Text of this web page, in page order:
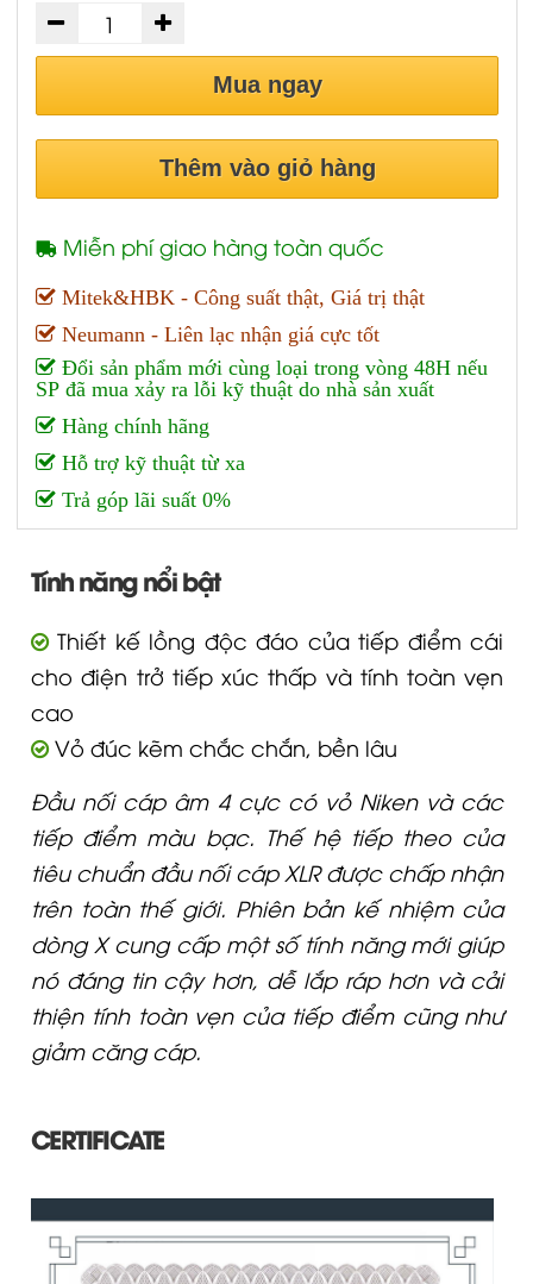
Mua ngay
Thêm vào giỏ hàng
Miễn phí giao hàng toàn quốc
Mitek&HBK - Công suất thật, Giá trị thật
Neumann - Liên lạc nhận giá cực tốt
Đổi sản phẩm mới cùng loại trong vòng 48H nếu
SP đã mua xảy ra lỗi kỹ thuật do nhà sản xuất
Hàng chính hãng
Hỗ trợ kỹ thuật từ xa
Trả góp lãi suất 0%
Tính năng nổi bật
Thiết kế lồng độc đáo của tiếp điểm cái
cho điện trở tiếp xúc thấp và tính toàn vẹn
cao
Vỏ đúc kẽm chắc chắn, bền lâu
Đầu nối cáp âm 4 cực có vỏ Niken và các
tiếp điểm màu bạc. Thế hệ tiếp theo của
tiêu chuẩn đầu nối cáp XLR được chấp nhận
trên toàn thế giới. Phiên bản kế nhiệm của
dòng X cung cấp một số tính năng mới giúp
nó đáng tin cậy hơn, dễ lắp ráp hơn và cải
thiện tính toàn vẹn của tiếp điểm cũng như
giảm căng cáp.
CERTIFICATE